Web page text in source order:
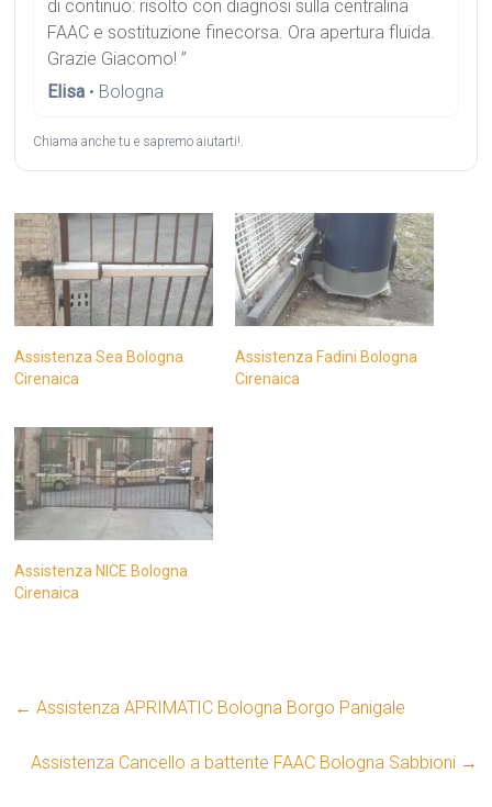
di continuo: risolto con diagnosi sulla centralina
FAAC e sostituzione finecorsa. Ora apertura fluida.
Grazie Giacomo! ”
Elisa • Bologna
Chiama anche tu e sapremo aiutarti!.
Assistenza Sea Bologna
Cirenaica
Assistenza Fadini Bologna
Cirenaica
Assistenza NICE Bologna
Cirenaica
← Assistenza APRIMATIC Bologna Borgo Panigale
Assistenza Cancello a battente FAAC Bologna Sabbioni →